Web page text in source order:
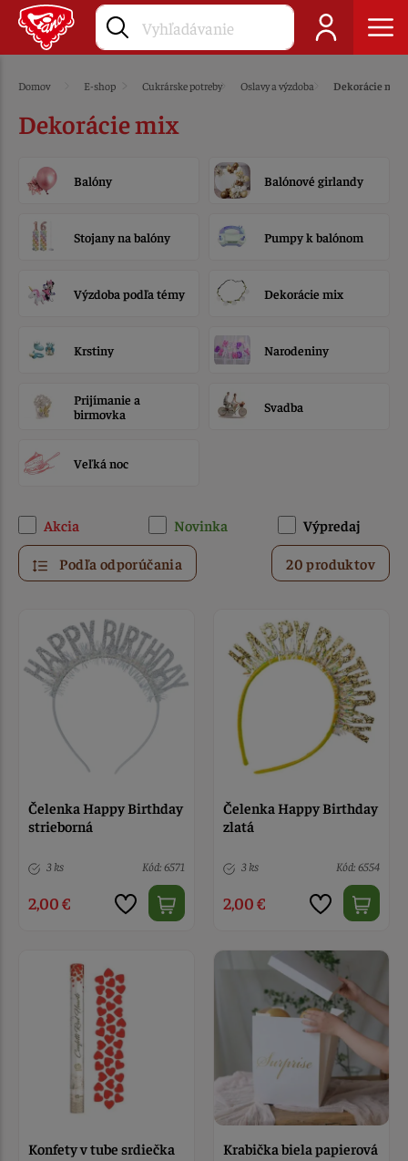
Domov E-shop Cukrárske potreby Oslavy a výzdoba Dekorácie mix
Dekorácie mix
Balóny Balónové girlandy
Stojany na balóny Pumpy k balónom
Výzdoba podľa témy Dekorácie mix
Krstiny Narodeniny
Prijímanie a
birmovka
Svadba
Veľká noc
Akcia Novinka Výpredaj
Podľa odporúčania 20 produktov
Čelenka Happy Birthday
strieborná
3 ks Kód: 6571
2,00 €
Čelenka Happy Birthday
zlatá
3 ks Kód: 6554
2,00 €
Konfety v tube srdiečka
Krabička biela papierová